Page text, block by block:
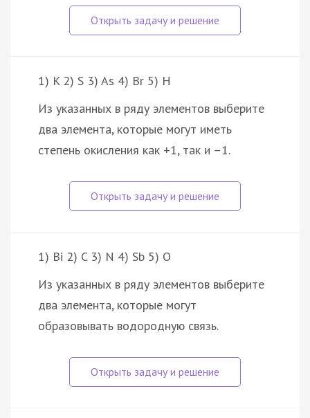
1) K 2) S 3) As 4) Br 5) H
Из указанных в ряду элементов выберите
два элемента, которые могут иметь
степень окисления как +1, так и –1.
1) Bi 2) C 3) N 4) Sb 5) O
Из указанных в ряду элементов выберите
два элемента, которые могут
образовывать водородную связь.